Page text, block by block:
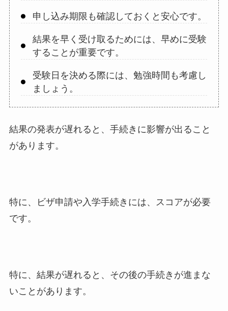
申し込み期限も確認しておくと安心です。
結果を早く受け取るためには、早めに受験
することが重要です。
受験日を決める際には、勉強時間も考慮し
ましょう。
結果の発表が遅れると、手続きに影響が出ること
があります。
特に、ビザ申請や入学手続きには、スコアが必要
です。
特に、結果が遅れると、その後の手続きが進まな
いことがあります。